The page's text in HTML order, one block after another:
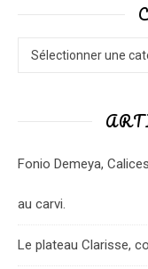
Fonio Demeya,
au carvi.
Le plateau Clarisse,